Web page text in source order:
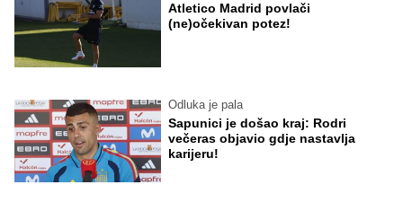
Atletico Madrid povlači
(ne)očekivan potez!
Odluka je pala
Sapunici je došao kraj: Rodri
večeras objavio gdje nastavlja
karijeru!